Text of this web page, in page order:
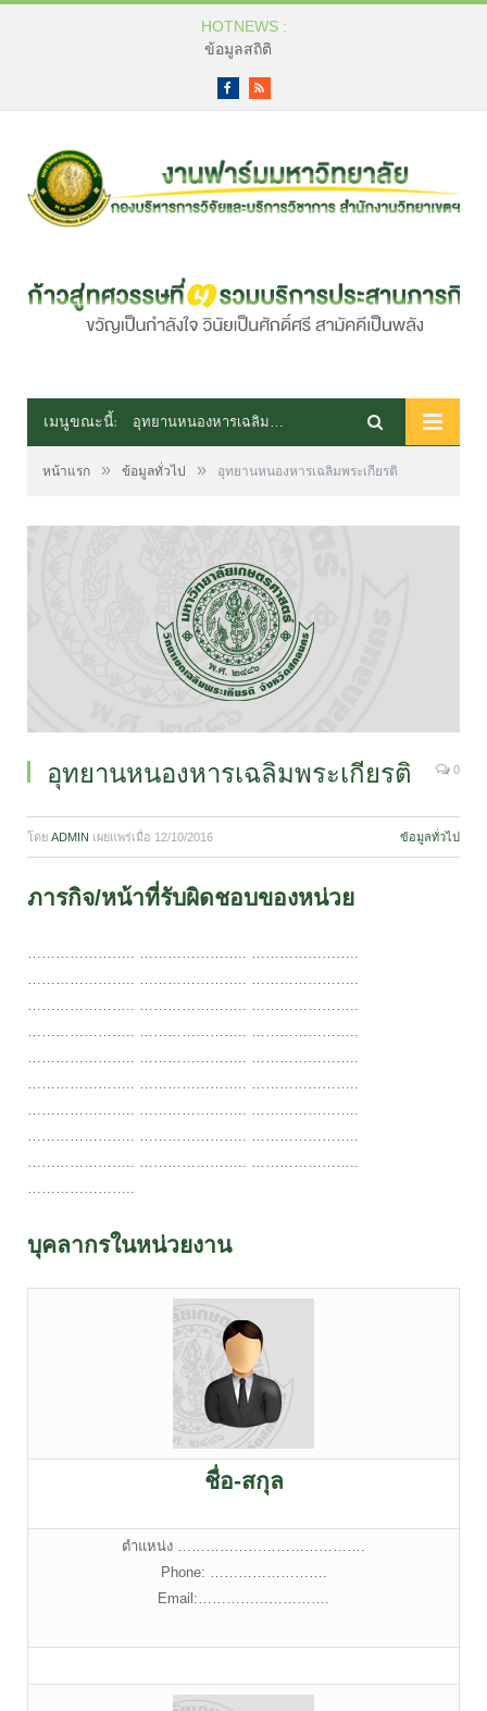
HOTNEWS :
ข้อมูลสถิติ
FacebookRSS
เมนูขณะนี้:
หน้าแรก » ข้อมูลทั่วไป » อุทยานหนองหารเฉลิมพระเกียรติ
อุทยานหนองหารเฉลิมพระเกียรติ 0
โดย ADMIN เผยแพร่เมื่อ 12/10/2016 ข้อมูลทั่วไป
ภารกิจ/หน้าที่รับผิดชอบของหน่วย
………………….. ………………….. …………………..
………………….. ………………….. …………………..
………………….. ………………….. …………………..
………………….. ………………….. …………………..
………………….. ………………….. …………………..
………………….. ………………….. …………………..
………………….. ………………….. …………………..
………………….. ………………….. …………………..
………………….. ………………….. …………………..
…………………..
บุคลากรในหน่วยงาน
ชื่อ-สกุล
ตำแหน่ง ………………………………….
Phone: …………………….
Email:……………………….